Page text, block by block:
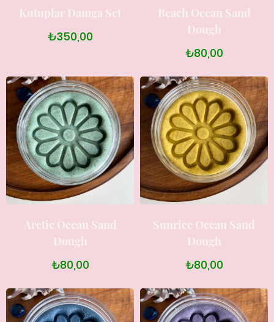
Kutuplar Damga Set
₺350,00
Beach Ocean Sand
Dough
₺80,00
Arctic Ocean Sand
Dough
₺80,00
Sunrice Ocean Sand
Dough
₺80,00